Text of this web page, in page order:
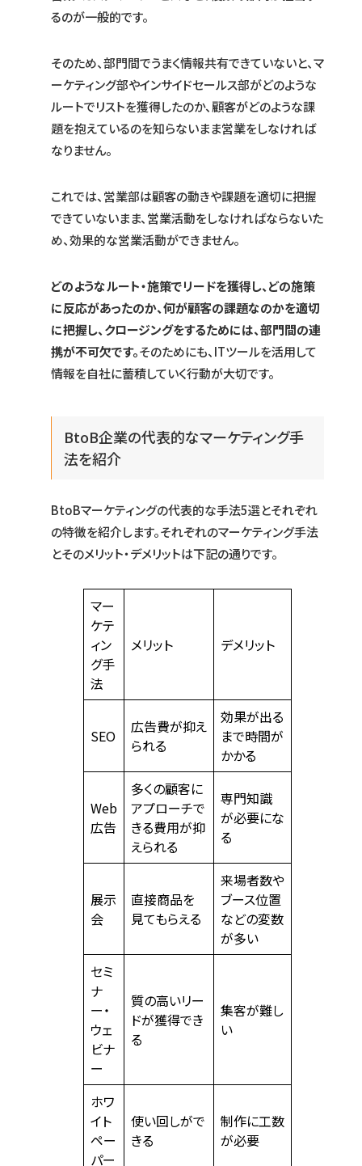
るのが一般的です。
そのため、部門間でうまく情報共有できていないと、マ
ーケティング部やインサイドセールス部がどのような
ルートでリストを獲得したのか、顧客がどのような課
題を抱えているのを知らないまま営業をしなければ
なりません。
これでは、営業部は顧客の動きや課題を適切に把握
できていないまま、営業活動をしなければならないた
め、効果的な営業活動ができません。
どのようなルート・施策でリードを獲得し、どの施策
に反応があったのか、何が顧客の課題なのかを適切
に把握し、クロージングをするためには、部門間の連
携が不可欠です。そのためにも、ITツールを活用して
情報を自社に蓄積していく行動が大切です。
BtoB企業の代表的なマーケティング手
法を紹介
BtoBマーケティングの代表的な手法5選とそれぞれ
の特徴を紹介します。それぞれのマーケティング手法
とそのメリット・デメリットは下記の通りです。
マー
ケテ
ィン
グ手
法
メリット デメリット
SEO
広告費が抑え
られる
効果が出る
まで時間が
かかる
Web
広告
多くの顧客に
アプローチで
きる費用が抑
えられる
専門知識
が必要にな
る
展示
会
直接商品を
見てもらえる
来場者数や
ブース位置
などの変数
が多い
セミ
ナ
ー・
ウェ
ビナ
ー
質の高いリー
ドが獲得でき
る
集客が難し
い
ホワ
イト
ペー
パー
使い回しがで
きる
制作に工数
が必要